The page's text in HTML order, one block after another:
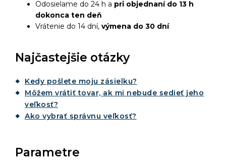
Odosielame do 24 h a pri objednaní do 13 h
dokonca ten deň
Vrátenie do 14 dní, výmena do 30 dní
Najčastejšie otázky
Kedy pošlete moju zásielku?
Môžem vrátiť tovar, ak mi nebude sedieť jeho
veľkosť?
Ako vybrať správnu veľkosť?
Parametre